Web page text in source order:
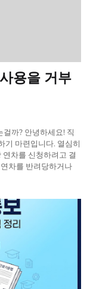
용을 거부
까? 안녕하세요! 직
기 마련입니다. 열심히
차를 신청하려고 결
차를 반려당하거나